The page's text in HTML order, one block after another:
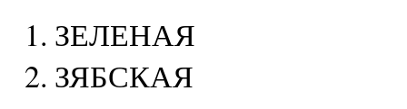
ЗЕЛЕНАЯ
ЗЯБСКАЯ